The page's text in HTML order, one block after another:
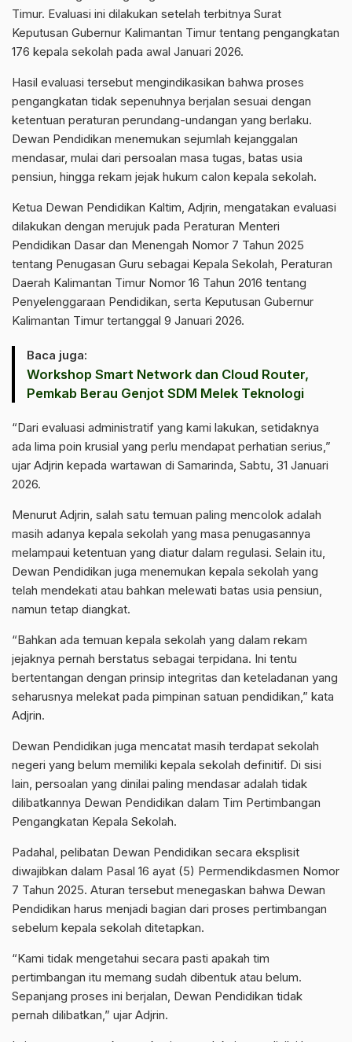
Timur. Evaluasi ini dilakukan setelah terbitnya Surat
Keputusan Gubernur Kalimantan Timur tentang pengangkatan
176 kepala sekolah pada awal Januari 2026.
Hasil evaluasi tersebut mengindikasikan bahwa proses
pengangkatan tidak sepenuhnya berjalan sesuai dengan
ketentuan peraturan perundang-undangan yang berlaku.
Dewan Pendidikan menemukan sejumlah kejanggalan
mendasar, mulai dari persoalan masa tugas, batas usia
pensiun, hingga rekam jejak hukum calon kepala sekolah.
Ketua Dewan Pendidikan Kaltim, Adjrin, mengatakan evaluasi
dilakukan dengan merujuk pada Peraturan Menteri
Pendidikan Dasar dan Menengah Nomor 7 Tahun 2025
tentang Penugasan Guru sebagai Kepala Sekolah, Peraturan
Daerah Kalimantan Timur Nomor 16 Tahun 2016 tentang
Penyelenggaraan Pendidikan, serta Keputusan Gubernur
Kalimantan Timur tertanggal 9 Januari 2026.
Baca juga:
Workshop Smart Network dan Cloud Router,
Pemkab Berau Genjot SDM Melek Teknologi
“Dari evaluasi administratif yang kami lakukan, setidaknya
ada lima poin krusial yang perlu mendapat perhatian serius,”
ujar Adjrin kepada wartawan di Samarinda, Sabtu, 31 Januari
2026.
Menurut Adjrin, salah satu temuan paling mencolok adalah
masih adanya kepala sekolah yang masa penugasannya
melampaui ketentuan yang diatur dalam regulasi. Selain itu,
Dewan Pendidikan juga menemukan kepala sekolah yang
telah mendekati atau bahkan melewati batas usia pensiun,
namun tetap diangkat.
“Bahkan ada temuan kepala sekolah yang dalam rekam
jejaknya pernah berstatus sebagai terpidana. Ini tentu
bertentangan dengan prinsip integritas dan keteladanan yang
seharusnya melekat pada pimpinan satuan pendidikan,” kata
Adjrin.
Dewan Pendidikan juga mencatat masih terdapat sekolah
negeri yang belum memiliki kepala sekolah definitif. Di sisi
lain, persoalan yang dinilai paling mendasar adalah tidak
dilibatkannya Dewan Pendidikan dalam Tim Pertimbangan
Pengangkatan Kepala Sekolah.
Padahal, pelibatan Dewan Pendidikan secara eksplisit
diwajibkan dalam Pasal 16 ayat (5) Permendikdasmen Nomor
7 Tahun 2025. Aturan tersebut menegaskan bahwa Dewan
Pendidikan harus menjadi bagian dari proses pertimbangan
sebelum kepala sekolah ditetapkan.
“Kami tidak mengetahui secara pasti apakah tim
pertimbangan itu memang sudah dibentuk atau belum.
Sepanjang proses ini berjalan, Dewan Pendidikan tidak
pernah dilibatkan,” ujar Adjrin.